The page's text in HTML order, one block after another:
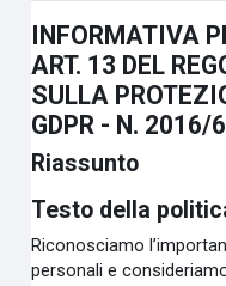
INFORMATIVA
ART. 13 DEL
SULLA
GDPR - N. 2016/
Riassunto
Testo della
Riconosciamo
personali e